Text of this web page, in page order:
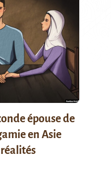
épouse de
en Asie